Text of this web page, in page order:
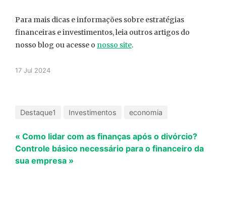
Para mais dicas e informações sobre estratégias
financeiras e investimentos, leia outros artigos do
nosso blog ou acesse o nosso site.
17 Jul 2024
Destaque1 Investimentos economia
« Como lidar com as finanças após o divórcio?
Controle básico necessário para o financeiro da
sua empresa »